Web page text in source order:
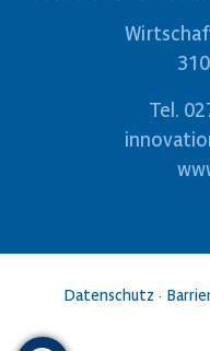
Tel.
Datenschutz ·